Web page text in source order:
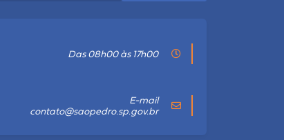
Das 08h00 às 17h00
E-mail
contato@saopedro.sp.gov.br